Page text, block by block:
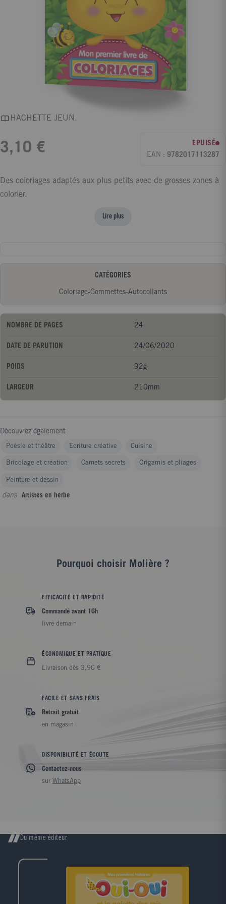
HACHETTE JEUN.
3,10 €
EPUISÉ
EAN : 9782017113287
Des coloriages adaptés aux plus petits avec de grosses zones à
colorier.
Lire plus
CATÉGORIES
Coloriage-Gommettes-Autocollants
NOMBRE DE PAGES 24
DATE DE PARUTION 24/06/2020
POIDS 92g
LARGEUR 210mm
Découvrez également
Poésie et théâtre Ecriture créative Cuisine
Bricolage et création Carnets secrets Origamis et pliages
Peinture et dessin
dans Artistes en herbe
Pourquoi choisir Molière ?
EFFICACITÉ ET RAPIDITÉ
Commandé avant 16h
livré demain
ÉCONOMIQUE ET PRATIQUE
Livraison dès 3,90 €
FACILE ET SANS FRAIS
Retrait gratuit
en magasin
DISPONIBILITÉ ET ÉCOUTE
Contactez-nous
sur WhatsApp
Du même éditeur